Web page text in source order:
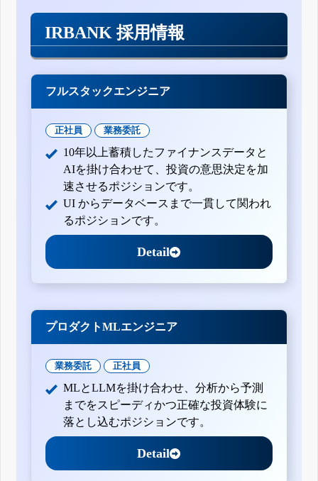
IRBANK 採用情報
フルスタックエンジニア
正社員 業務委託
10年以上蓄積したファイナンスデータと
AIを掛け合わせて、投資の意思決定を加
速させるポジションです。
UI からデータベースまで一貫して関われ
るポジションです。
Detail
プロダクトMLエンジニア
業務委託 正社員
MLとLLMを掛け合わせ、分析から予測
までをスピーディかつ正確な投資体験に
落とし込むポジションです。
Detail